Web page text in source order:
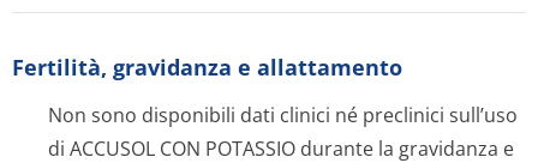
Fertilità, gravidanza e allattamento
Non sono disponibili dati clinici né preclinici sull’uso
di ACCUSOL CON POTASSIO durante la gravidanza e